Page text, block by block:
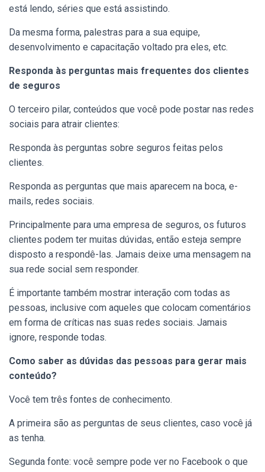
está lendo, séries que está assistindo.
Da mesma forma, palestras para a sua equipe,
desenvolvimento e capacitação voltado pra eles, etc.
Responda às perguntas mais frequentes dos clientes
de seguros
O terceiro pilar, conteúdos que você pode postar nas redes
sociais para atrair clientes:
Responda às perguntas sobre seguros feitas pelos
clientes.
Responda as perguntas que mais aparecem na boca, e-
mails, redes sociais.
Principalmente para uma empresa de seguros, os futuros
clientes podem ter muitas dúvidas, então esteja sempre
disposto a respondê-las. Jamais deixe uma mensagem na
sua rede social sem responder.
É importante também mostrar interação com todas as
pessoas, inclusive com aqueles que colocam comentários
em forma de críticas nas suas redes sociais. Jamais
ignore, responde todas.
Como saber as dúvidas das pessoas para gerar mais
conteúdo?
Você tem três fontes de conhecimento.
A primeira são as perguntas de seus clientes, caso você já
as tenha.
Segunda fonte: você sempre pode ver no Facebook o que